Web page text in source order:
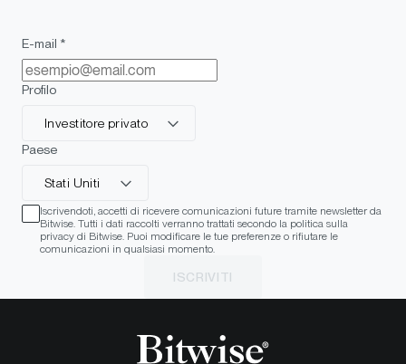
E-mail *
Profilo
Investitore privato
Paese
Stati Uniti
Iscrivendoti, accetti di ricevere comunicazioni future tramite newsletter da
Bitwise. Tutti i dati raccolti verranno trattati secondo la politica sulla
privacy di Bitwise. Puoi modificare le tue preferenze o rifiutare le
comunicazioni in qualsiasi momento.
ISCRIVITI